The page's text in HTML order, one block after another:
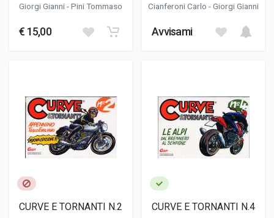
Giorgi Gianni - Pini Tommaso
€ 15,00
Cianferoni Carlo -Giorgi Gianni
Avvisami
CURVE E TORNANTI N.2 CURVE E TORNANTI N.4